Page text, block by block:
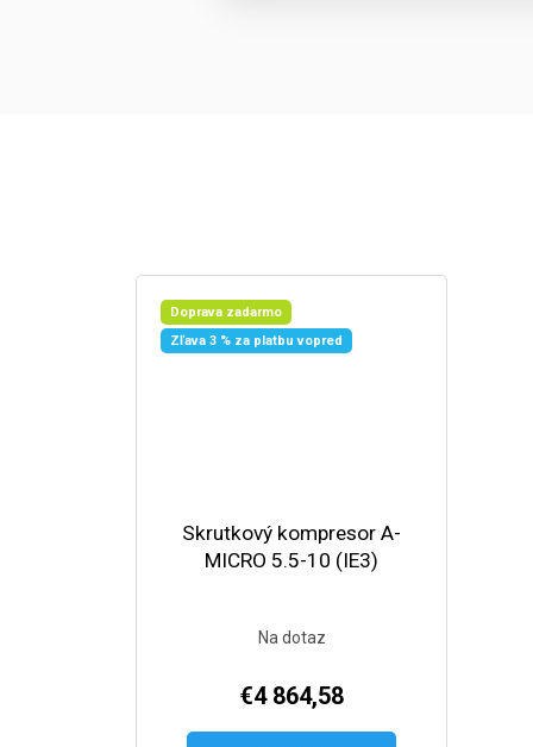
Doprava zadarmo
Zľava 3 % za platbu vopred
Skrutkový kompresor A-
MICRO 5.5-10 (IE3)
Na dotaz
€4 864,58